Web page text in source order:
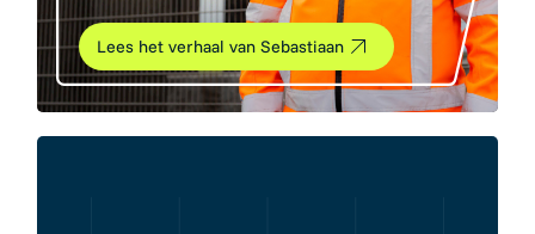
Lees het verhaal van Sebastiaan